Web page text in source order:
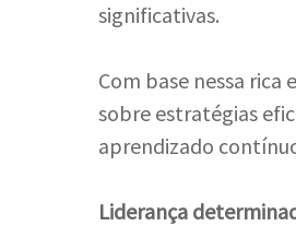
significativas.
Com base nessa
sobre estratégias
aprendizado
Liderança